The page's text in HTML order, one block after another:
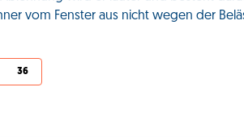
vom Fenster aus nicht wegen der
36